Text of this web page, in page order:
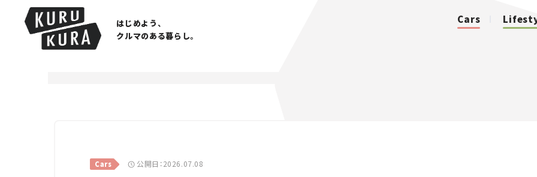
はじめよう、
クルマのある暮らし。
Cars
Cars 公開日：2026.07.08